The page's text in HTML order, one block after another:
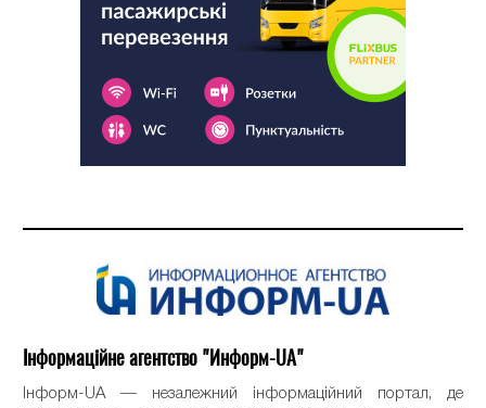
Інформаційне агентство "Информ-UA"
Інформ-UA — незалежний інформаційний портал, де